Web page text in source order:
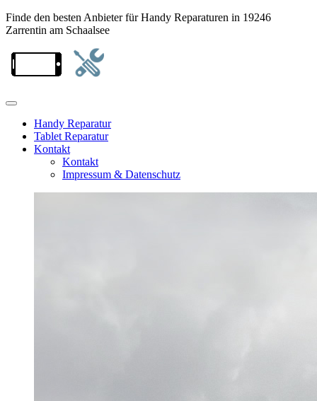
Finde den besten Anbieter für Handy Reparaturen in 19246
Zarrentin am Schaalsee
Handy Reparatur
Tablet Reparatur
Kontakt
Kontakt
Impressum & Datenschutz